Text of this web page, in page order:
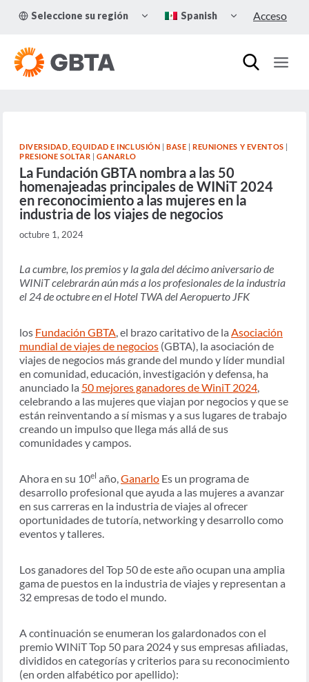
Seleccione su región
TOGGLE
CHILD
Spanish
CHILDAcceso
DIVERSIDAD, EQUIDAD E INCLUSIÓN |BASE | REUNIONES Y EVENTOS |
PRESIONE SOLTAR |GANARLO
La Fundación GBTA nombra a las 50
homenajeadas principales de WINiT 2024
en reconocimiento a las mujeres en la
industria de los viajes de negocios
octubre 1, 2024
La cumbre, los premios y la gala del décimo aniversario de
WINiT celebrarán aún más a los profesionales de la industria
el 24 de octubre en el Hotel TWA del Aeropuerto JFK
los Fundación GBTA, el brazo caritativo de la Asociación
mundial de viajes de negocios (GBTA), la asociación de
viajes de negocios más grande del mundo y líder mundial
en comunidad, educación, investigación y defensa, ha
anunciado la 50 mejores ganadores de WiniT 2024,
celebrando a las mujeres que viajan por negocios y que se
están reinventando a sí mismas y a sus lugares de trabajo
creando un impulso que llega más allá de sus
comunidades y campos.
Ahora en su 10el año,Ganarlo Es un programa de
desarrollo profesional que ayuda a las mujeres a avanzar
en sus carreras en la industria de viajes al ofrecer
oportunidades de tutoría, networking y desarrollo como
eventos y talleres.
Los ganadores del Top 50 de este año ocupan una amplia
gama de puestos en la industria de viajes y representan a
32 empresas de todo el mundo.
A continuación se enumeran los galardonados con el
premio WINiT Top 50 para 2024 y sus empresas afiliadas,
divididos en categorías y criterios para su reconocimiento
(en orden alfabético por apellido):